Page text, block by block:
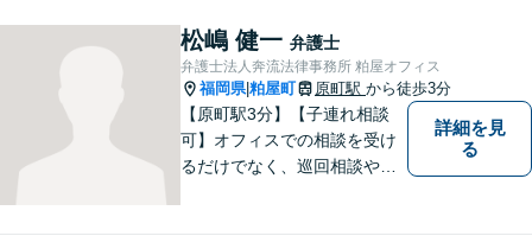
松嶋 健一 弁護士
弁護士法人奔流法律事務所 粕屋オフィス
福岡県|粕屋町 原町駅 から徒歩3分
【原町駅3分】【子連れ相談
可】オフィスでの相談を受け
るだけでなく、巡回相談や出
詳細を見
る